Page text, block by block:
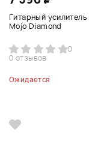
Гитарный
Mojo Diamond
0
0 отзывов
Ожидается